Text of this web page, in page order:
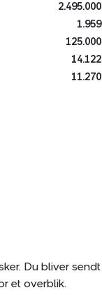
2.495.000
1.959
125.000
14.122
11.270
Du bliver sendt
et overblik.